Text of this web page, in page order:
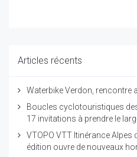
Articles récents
Waterbike Verdon, rencontre
Boucles cyclotouristiques
17 invitations à prendre le
VTOPO VTT Itinérance Alpes
édition ouvre de nouveaux